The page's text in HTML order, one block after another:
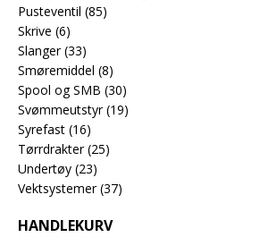
Pusteventil (85)
Skrive (6)
Slanger (33)
Smøremiddel (8)
Spool og SMB (30)
Svømmeutstyr (19)
Syrefast (16)
Tørrdrakter (25)
Undertøy (23)
Vektsystemer (37)
HANDLEKURV